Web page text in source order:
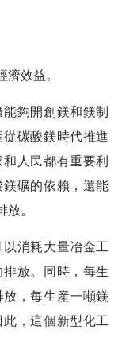
效益。
夠開創鎂和鎂制
碳酸鎂時代推進
人民都有重要利
礦的依賴，還能
。
消耗大量冶金工
放。同時，每生
，每生産一噸鎂
，這個新型化工